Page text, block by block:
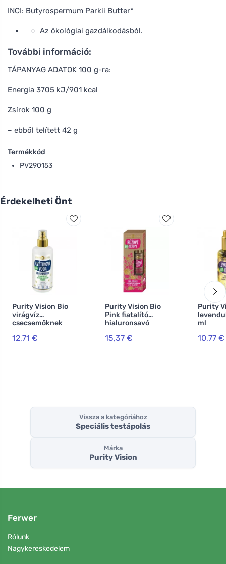
INCI: Butyrospermum Parkii Butter*
Az ökológiai gazdálkodásból.
További információ:
TÁPANYAG ADATOK 100 g-ra:
Energia 3705 kJ/901 kcal
Zsírok 100 g
– ebből telített 42 g
Termékkód
PV290153
Érdekelheti Önt
Purity Vision Bio
virágvíz
csecsemőknek
12,71 €
Purity Vision Bio
Pink fiatalító
hialuronsavó
szérum 50 ml
15,37 €
Purity
ml
10,77 €
Vissza a kategóriához
Speciális testápolás
Márka
Purity Vision
Ferwer
Rólunk
Nagykereskedelem